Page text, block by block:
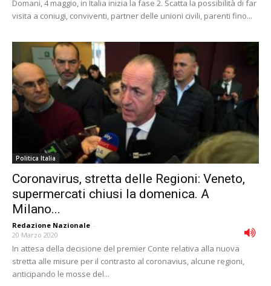
Domani, 4 maggio, in Italia inizia la fase 2. Scatta la possibilità di far
visita a coniugi, conviventi, partner delle unioni civili, parenti fino...
Politica Italia
Coronavirus, stretta delle Regioni: Veneto,
supermercati chiusi la domenica. A
Milano...
Redazione Nazionale -
20 Marzo 2020
In attesa della decisione del premier Conte relativa alla nuova
stretta alle misure per il contrasto al coronavius, alcune regioni,
anticipando le mosse del...